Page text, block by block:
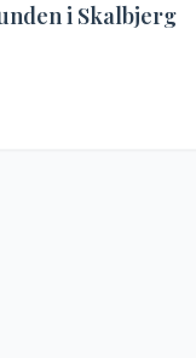
i Skalbjerg